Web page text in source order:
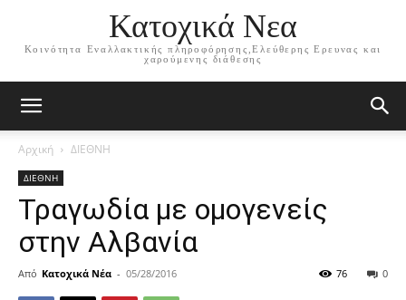
Κατοχικά Νεα
Κοινότητα Εναλλακτικής πληροφόρησης,Ελεύθερης Ερευνας και
χαρούμενης διάθεσης
Αρχική ΔΙΕΘΝΗ
ΔΙΕΘΝΗ
Τραγωδία με ομογενείς
στην Αλβανία
Από Κατοχικά Νέα - 05/28/2016 0
76